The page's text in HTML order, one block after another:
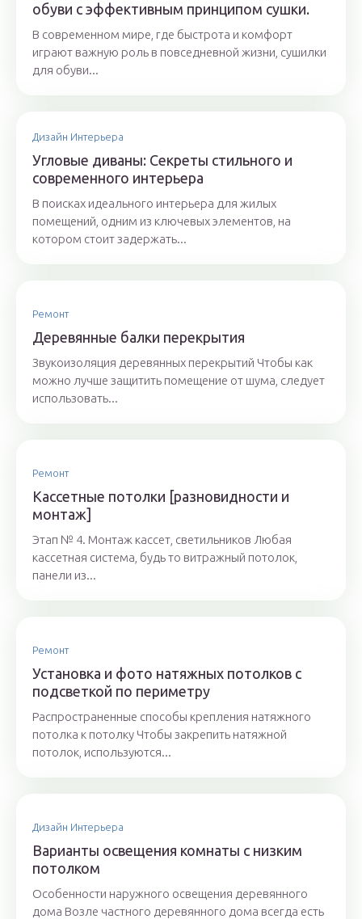
обуви с эффективным принципом сушки.
В современном мире, где быстрота и комфорт
играют важную роль в повседневной жизни, сушилки
для обуви...
Дизайн Интерьера
Угловые диваны: Секреты стильного и
современного интерьера
В поисках идеального интерьера для жилых
помещений, одним из ключевых элементов, на
котором стоит задержать...
Ремонт
Деревянные балки перекрытия
Звукоизоляция деревянных перекрытий Чтобы как
можно лучше защитить помещение от шума, следует
использовать...
Ремонт
Кассетные потолки [разновидности и
монтаж]
Этап № 4. Монтаж кассет, светильников Любая
кассетная система, будь то витражный потолок,
панели из...
Ремонт
Установка и фото натяжных потолков с
подсветкой по периметру
Распространенные способы крепления натяжного
потолка к потолку Чтобы закрепить натяжной
потолок, используются...
Дизайн Интерьера
Варианты освещения комнаты с низким
потолком
Особенности наружного освещения деревянного
дома Возле частного деревянного дома всегда есть